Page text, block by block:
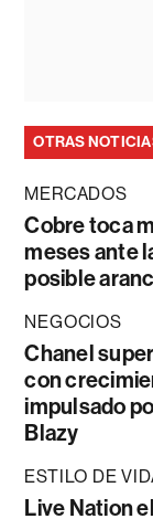
OTRAS
MERCADOS
Cobre toca
meses ante
posible
NEGOCIOS
Chanel
con
impulsado
Blazy
ESTILO DE
Live Nation